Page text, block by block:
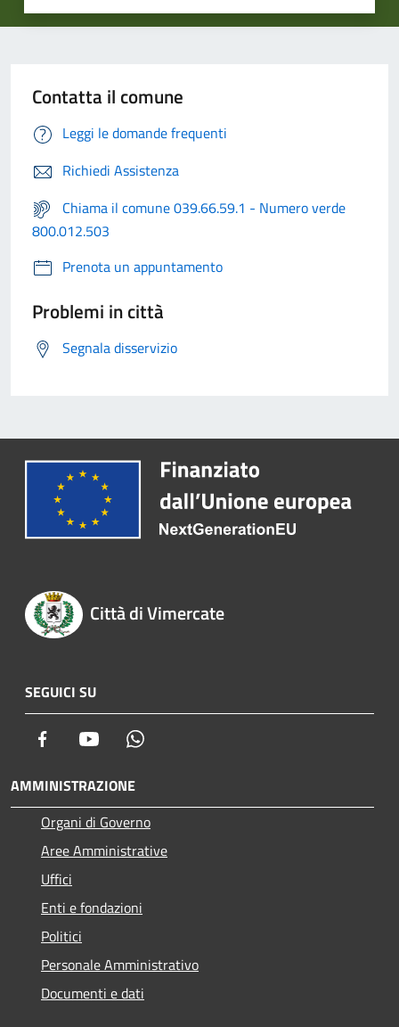
Contatta il comune
Leggi le domande frequenti
Richiedi Assistenza
Chiama il comune 039.66.59.1 - Numero verde
800.012.503
Prenota un appuntamento
Problemi in città
Segnala disservizio
Città di Vimercate
SEGUICI SU
Facebook Youtube
AMMINISTRAZIONE
Organi di Governo
Aree Amministrative
Uffici
Enti e fondazioni
Politici
Personale Amministrativo
Documenti e dati